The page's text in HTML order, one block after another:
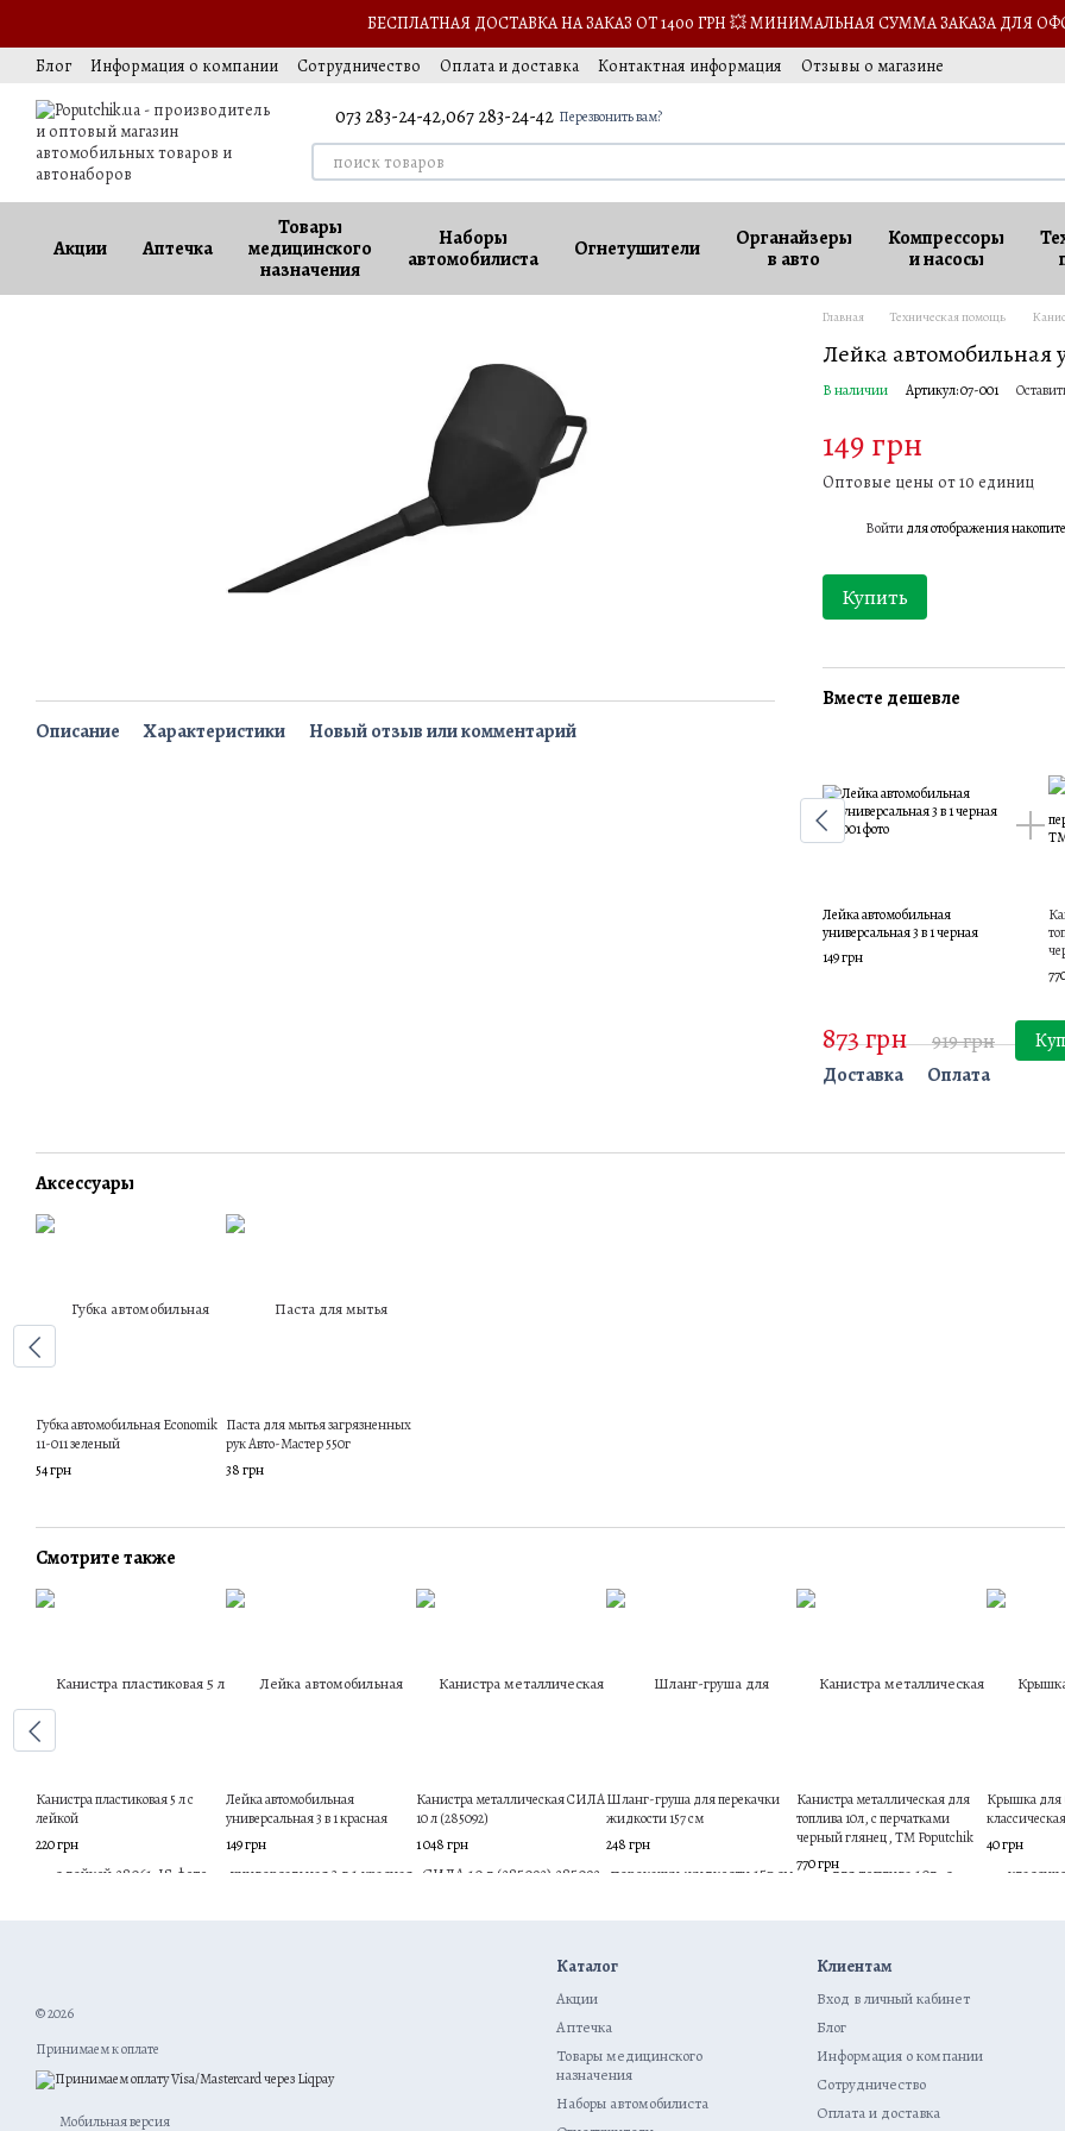
БЕСПЛАТНАЯ ДОСТАВКА НА ЗАКАЗ ОТ 1400 ГРН 💥 МИНИМАЛЬНАЯ СУММА ЗАКАЗА ДЛЯ
Блог
Информация о компании Сотрудничество Оплата и доставка Контактная информация
Отзывы о магазине
073 283-24-42,067 283-24-42 Перезвонить вам?
Акции Аптечка
Товары
медицинского
назначения
Наборы
автомобилиста
Огнетушители
Органайзеры
в авто
Компрессоры
и насосы
Описание Характеристики Новый отзыв или комментарий
Главная Техническая помощь
Лейка автомобильная
В наличии Артикул: 07-001
149 грн
Оптовые цены от 10 единиц
Войтидля отображения
Купить
Вместе дешевле
Лейка автомобильная
универсальная 3 в 1 черная
149 грн
873 грн 919 грн
Доставка Оплата
Аксессуары
Губка автомобильная Economik
11-011 зеленый
54 грн
Паста для мытья загрязненных
рук Авто-Мастер 550г
38 грн
Смотрите также
Канистра пластиковая 5 л с
лейкой
220 грн
Лейка автомобильная
универсальная 3 в 1 красная
149 грн
Канистра металлическая СИЛА
10 л (285092)
1 048 грн
Шланг-груша для перекачки
жидкости 157 см
248 грн
Канистра металлическая для
топлива 10л, с перчатками
черный глянец, ТМ Poputchik
770 грн
Крышка для
40 грн
© 2026
Принимаем к оплате
Мобильная версия
Каталог
Акции
Аптечка
Товары медицинского
назначения
Наборы автомобилиста
Клиентам
Вход в личный кабинет
Блог
Информация о компании
Сотрудничество
Оплата и доставка